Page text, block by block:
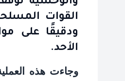
القوات
ودقيقًا على
الأحد.
وجاءت هذه